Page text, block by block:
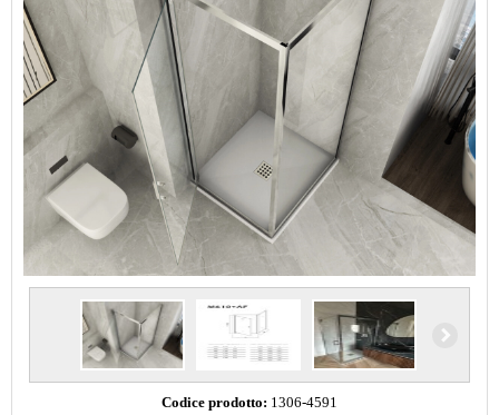
Codice prodotto: 1306-4591